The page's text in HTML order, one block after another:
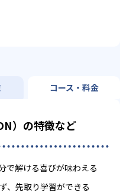
コース・料金
）の特徴など
で解ける喜びが味わえる
、先取り学習ができる